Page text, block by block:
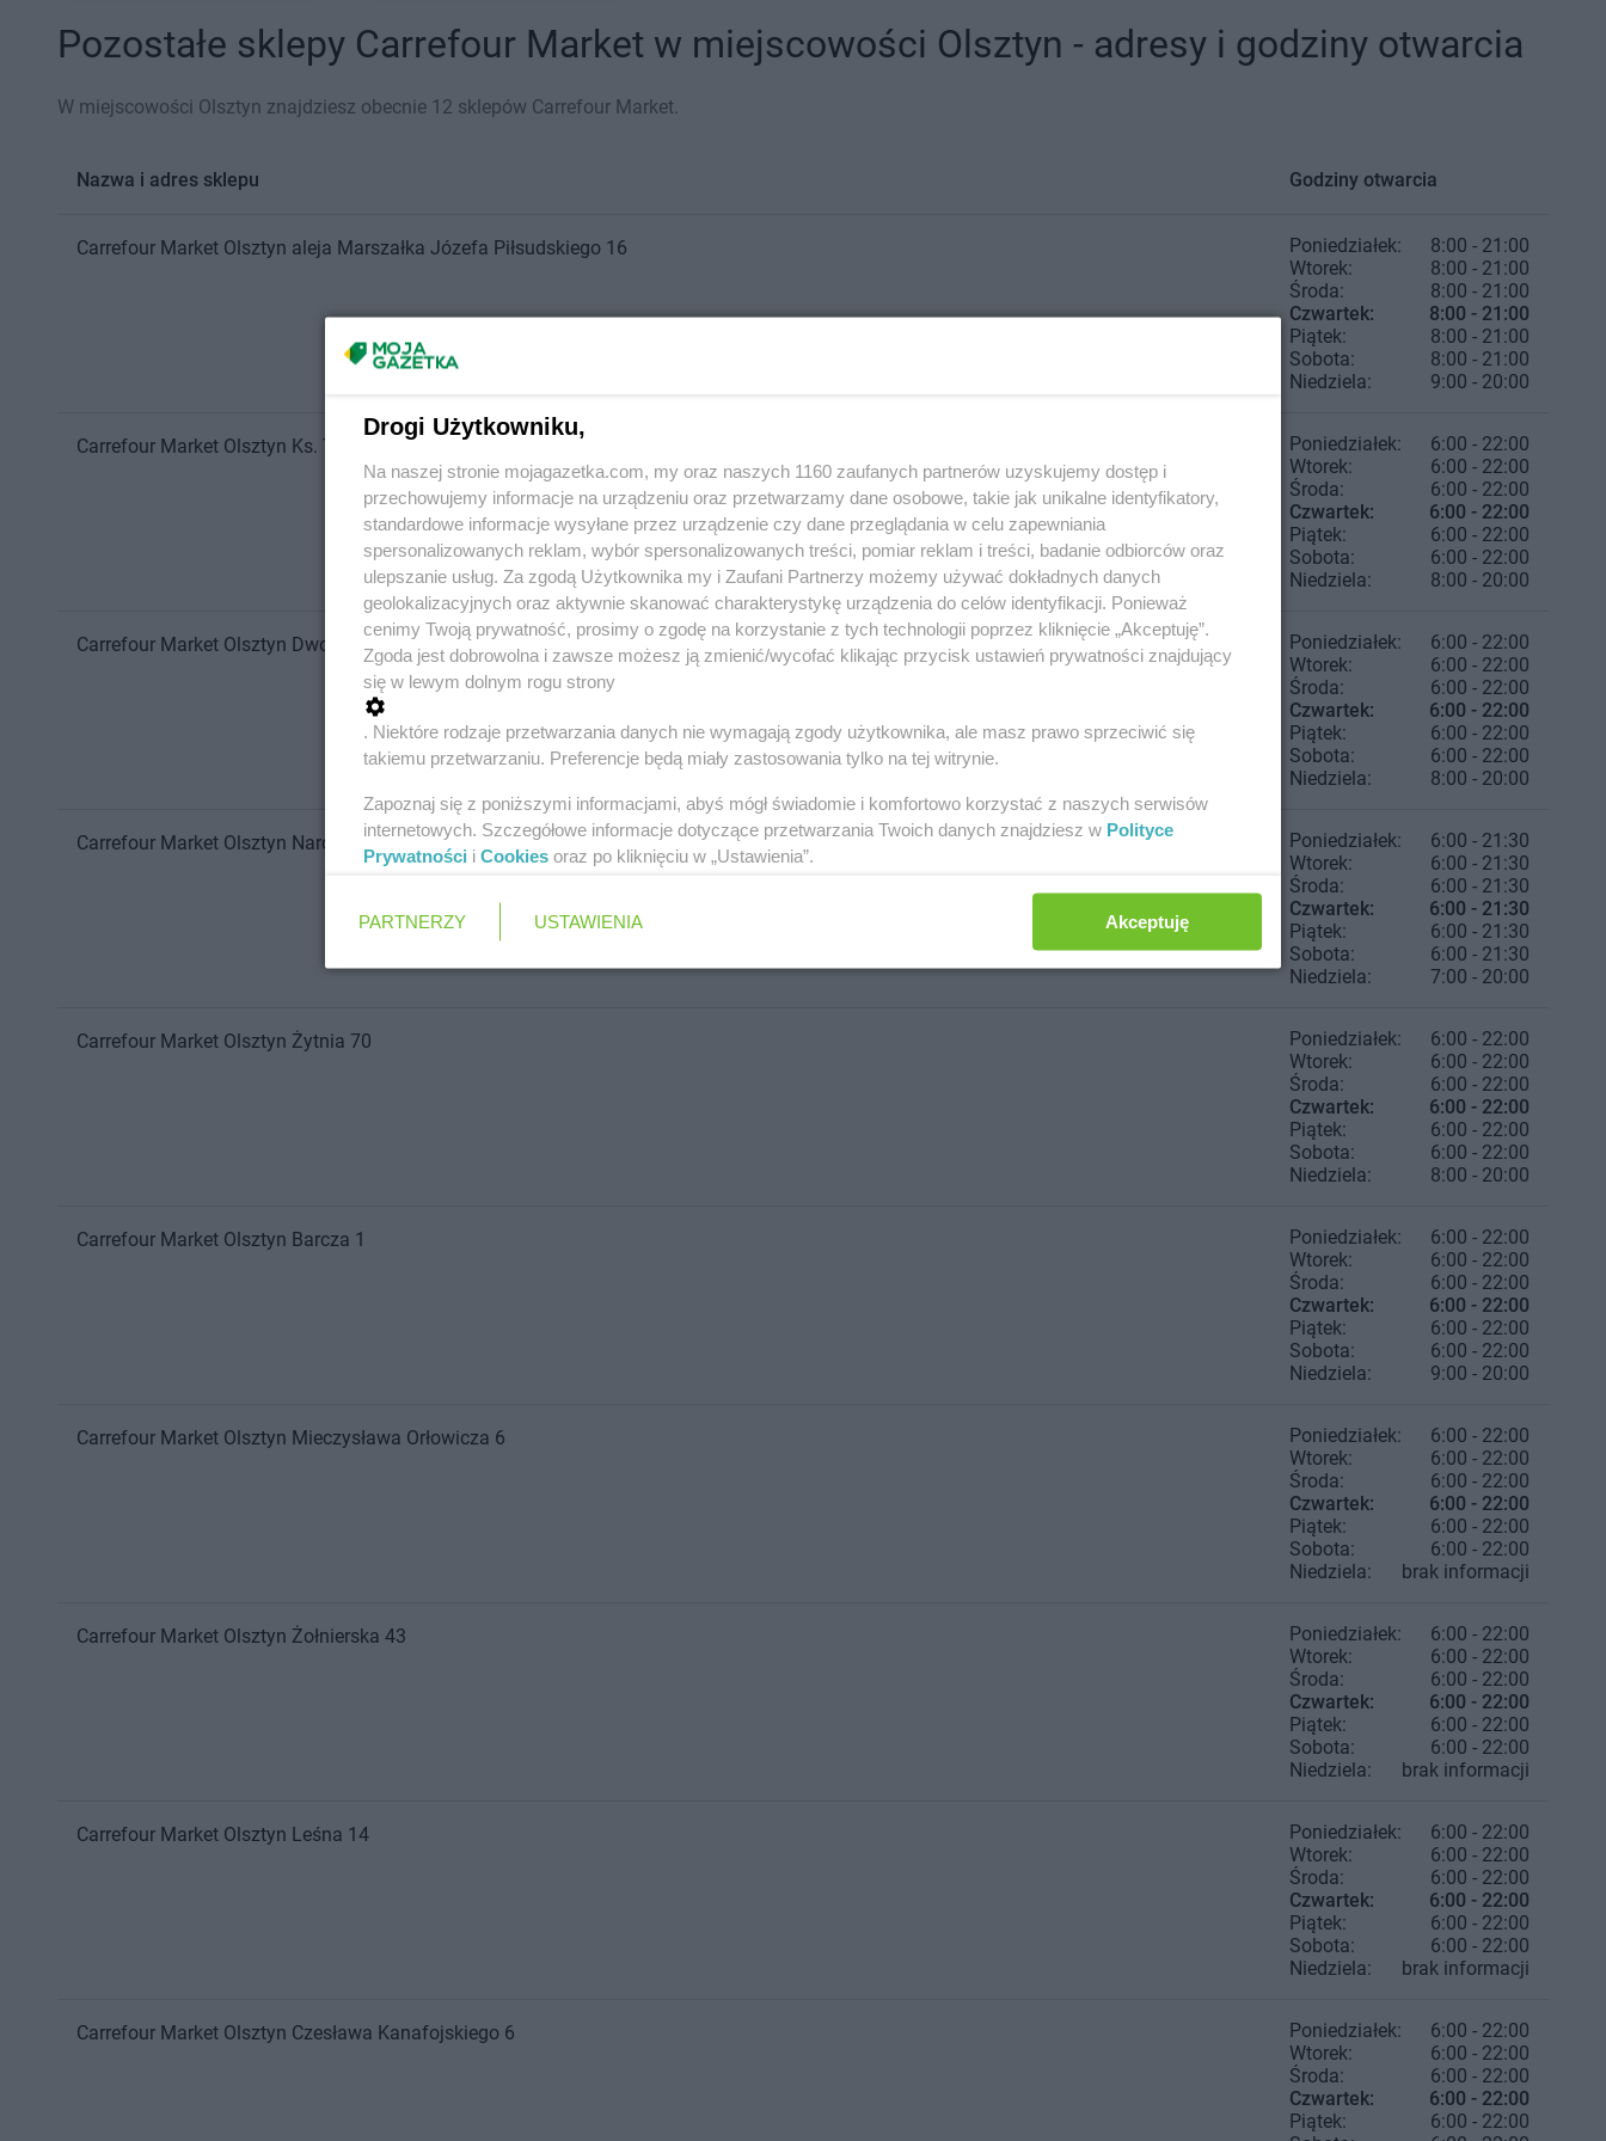
Pozostałe sklepy Carrefour Market w miejscowości Olsztyn - adresy i godziny otwarcia
W miejscowości Olsztyn znajdziesz obecnie 12 sklepów Carrefour Market.
Nazwa i adres sklepu Godziny otwarcia
Carrefour Market Olsztyn aleja Marszałka Józefa Piłsudskiego 16 Poniedziałek:
8:00 - 21:00
Wtorek:
8:00 - 21:00
Środa:
8:00 - 21:00
Czwartek:
8:00 - 21:00
Piątek:
8:00 - 21:00
Sobota:
8:00 - 21:00
Niedziela:
9:00 - 20:00
Carrefour Market Olsztyn Ks. Tadeusza Borkowskiego 3 Poniedziałek:
6:00 - 22:00
Wtorek:
6:00 - 22:00
Środa:
6:00 - 22:00
Czwartek:
6:00 - 22:00
Piątek:
6:00 - 22:00
Sobota:
6:00 - 22:00
Niedziela:
8:00 - 20:00
Carrefour Market Olsztyn Dworcowa 39 Poniedziałek:
6:00 - 22:00
Wtorek:
6:00 - 22:00
Środa:
6:00 - 22:00
Czwartek:
6:00 - 22:00
Piątek:
6:00 - 22:00
Sobota:
6:00 - 22:00
Niedziela:
8:00 - 20:00
Carrefour Market Olsztyn Narcyzowa 1A Poniedziałek:
6:00 - 21:30
Wtorek:
6:00 - 21:30
Środa:
6:00 - 21:30
Czwartek:
6:00 - 21:30
Piątek:
6:00 - 21:30
Sobota:
6:00 - 21:30
Niedziela:
7:00 - 20:00
Carrefour Market Olsztyn Żytnia 70 Poniedziałek:
6:00 - 22:00
Wtorek:
6:00 - 22:00
Środa:
6:00 - 22:00
Czwartek:
6:00 - 22:00
Piątek:
6:00 - 22:00
Sobota:
6:00 - 22:00
Niedziela:
8:00 - 20:00
Carrefour Market Olsztyn Barcza 1 Poniedziałek:
6:00 - 22:00
Wtorek:
6:00 - 22:00
Środa:
6:00 - 22:00
Czwartek:
6:00 - 22:00
Piątek:
6:00 - 22:00
Sobota:
6:00 - 22:00
Niedziela:
9:00 - 20:00
Carrefour Market Olsztyn Mieczysława Orłowicza 6 Poniedziałek:
6:00 - 22:00
Wtorek:
6:00 - 22:00
Środa:
6:00 - 22:00
Czwartek:
6:00 - 22:00
Piątek:
6:00 - 22:00
Sobota:
6:00 - 22:00
Niedziela:
brak informacji
Carrefour Market Olsztyn Żołnierska 43 Poniedziałek:
6:00 - 22:00
Wtorek:
6:00 - 22:00
Środa:
6:00 - 22:00
Czwartek:
6:00 - 22:00
Piątek:
6:00 - 22:00
Sobota:
6:00 - 22:00
Niedziela:
brak informacji
Carrefour Market Olsztyn Leśna 14 Poniedziałek:
6:00 - 22:00
Wtorek:
6:00 - 22:00
Środa:
6:00 - 22:00
Czwartek:
6:00 - 22:00
Piątek:
6:00 - 22:00
Sobota:
6:00 - 22:00
Niedziela:
brak informacji
Carrefour Market Olsztyn Czesława Kanafojskiego 6 Poniedziałek:
6:00 - 22:00
Wtorek:
6:00 - 22:00
Środa:
6:00 - 22:00
Czwartek:
6:00 - 22:00
Piątek:
6:00 - 22:00
Drogi Użytkowniku,
Na naszej stronie mojagazetka.com, my oraz naszych 1160 zaufanych partnerów uzyskujemy dostęp i
przechowujemy informacje na urządzeniu oraz przetwarzamy dane osobowe, takie jak unikalne identyfikatory,
standardowe informacje wysyłane przez urządzenie czy dane przeglądania w celu zapewniania
spersonalizowanych reklam, wybór spersonalizowanych treści, pomiar reklam i treści, badanie odbiorców oraz
ulepszanie usług. Za zgodą Użytkownika my i Zaufani Partnerzy możemy używać dokładnych danych
geolokalizacyjnych oraz aktywnie skanować charakterystykę urządzenia do celów identyfikacji. Ponieważ
cenimy Twoją prywatność, prosimy o zgodę na korzystanie z tych technologii poprzez kliknięcie „Akceptuję”.
Zgoda jest dobrowolna i zawsze możesz ją zmienić/wycofać klikając przycisk ustawień prywatności znajdujący
się w lewym dolnym rogu strony
. Niektóre rodzaje przetwarzania danych nie wymagają zgody użytkownika, ale masz prawo sprzeciwić się
takiemu przetwarzaniu. Preferencje będą miały zastosowania tylko na tej witrynie.
Zapoznaj się z poniższymi informacjami, abyś mógł świadomie i komfortowo korzystać z naszych serwisów
internetowych. Szczegółowe informacje dotyczące przetwarzania Twoich danych znajdziesz w Polityce
Prywatności i Cookies oraz po kliknięciu w „Ustawienia”.
PARTNERZY USTAWIENIA Akceptuję